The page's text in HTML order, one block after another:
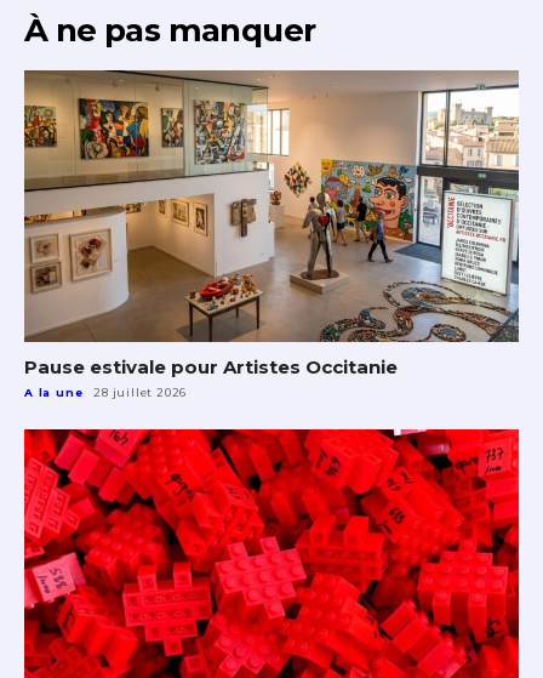
À ne pas manquer
Pause estivale pour Artistes Occitanie
A la une 28 juillet 2026